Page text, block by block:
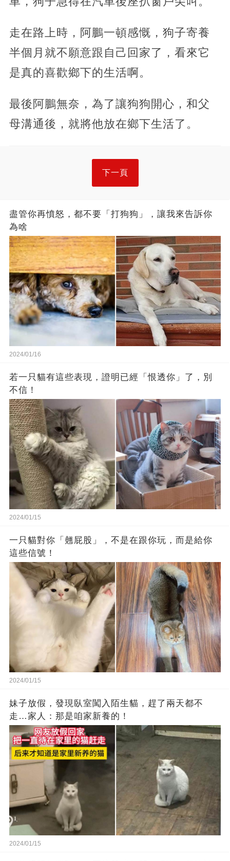
走在路上時，阿鵬一頓感慨，狗子寄養
半個月就不願意跟自己回家了，看來它
是真的喜歡鄉下的生活啊。
最後阿鵬無奈，為了讓狗狗開心，和父
母溝通後，就將他放在鄉下生活了。
下一頁
盡管你再憤怒，都不要「打狗狗」，讓我來告訴你
為啥
2024/01/16
若一只貓有這些表現，證明已經「恨透你」了，別
不信！
2024/01/15
一只貓對你「翹屁股」，不是在跟你玩，而是給你
這些信號！
2024/01/15
妹子放假，發現臥室闖入陌生貓，趕了兩天都不
走…家人：那是咱家新養的！
2024/01/15